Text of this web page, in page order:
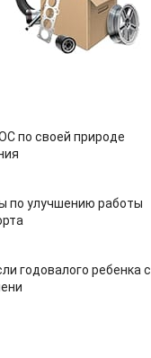
по своей природе
по улучшению работы
годовалого ребенка с